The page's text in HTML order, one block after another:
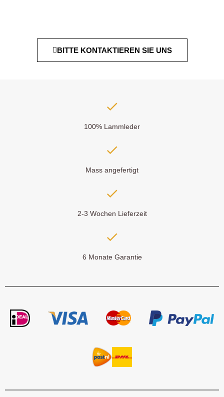
BITTE KONTAKTIEREN SIE UNS
100% Lammleder
Mass angefertigt
2-3 Wochen Lieferzeit
6 Monate Garantie